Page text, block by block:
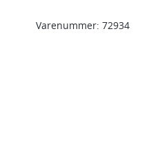
Varenummer: 72934